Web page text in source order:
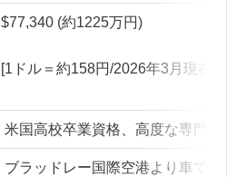
$77,340 (約1225万円)
[1ドル＝約158円/2026年3月現在]
米国高校卒業資格、高度な専門探
ブラッドレー国際空港より車で約